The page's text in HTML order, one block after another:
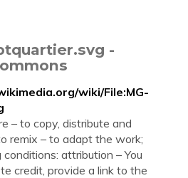
-
wiki/File:MG-
– to copy, distribute and
remix – to adapt the work;
attribution – You
credit, provide a link to the